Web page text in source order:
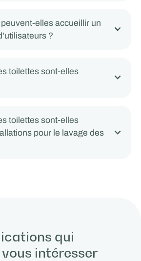
elles accueillir un
?
toilettes sont-elles
toilettes sont-elles
pour le lavage des
qui
intéresser